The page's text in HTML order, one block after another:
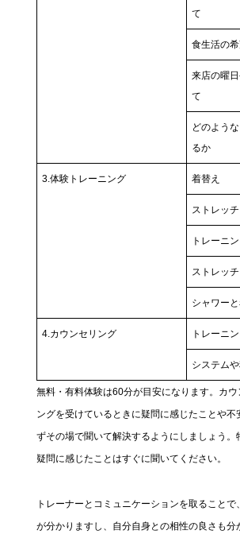
て
食生活の
来店の曜
て
どのよう
るか
3.体験トレーニング 着替え
ストレッチ
トレーニ
ストレッチ
シャワーと
4.カウンセリング トレーニ
システム
無料・有料体験は60分が目安になります。カ
ングを受けているときに疑問に感じたことや
ずその場で聞いて解決するようにしましょう。
疑問に感じたことはすぐに聞いてください。
トレーナーとコミュニケーションを取ること
が分かりますし、自分自身との相性の良さも分